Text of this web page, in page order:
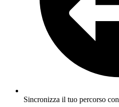
Sincronizza il tuo percorso con